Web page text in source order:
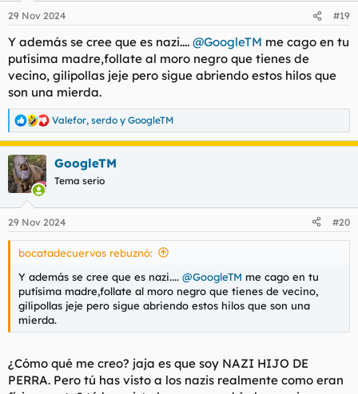
e
29 Nov 2024 #19
Y además se cree que es nazi.... @GoogleTM me cago en tu
putísima madre,follate al moro negro que tienes de
vecino, gilipollas jeje pero sigue abriendo estos hilos que
son una mierda.
R
e
a
c
c
i
e
s
Valefor, serdo y GoogleTM
GoogleTM
Tema serio
29 Nov 2024 #20
bocatadecuervos rebuznó:
Y además se cree que es nazi.... @GoogleTM me cago en tu
putísima madre,follate al moro negro que tienes de vecino,
gilipollas jeje pero sigue abriendo estos hilos que son una
mierda.
¿Cómo qué me creo? jaja es que soy NAZI HIJO DE
PERRA. Pero tú has visto a los nazis realmente como eran